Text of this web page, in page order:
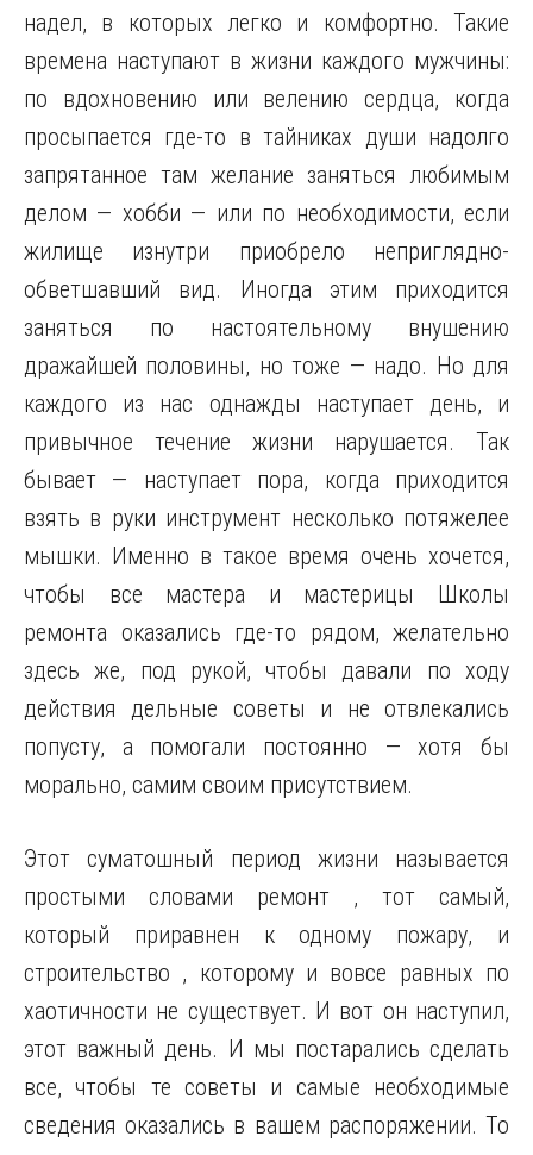
надел, в которых легко и комфортно. Такие
времена наступают в жизни каждого мужчины:
по вдохновению или велению сердца, когда
просыпается где-то в тайниках души надолго
запрятанное там желание заняться любимым
делом — хобби — или по необходимости, если
жилище изнутри приобрело неприглядно-
обветшавший вид. Иногда этим приходится
заняться по настоятельному внушению
дражайшей половины, но тоже — надо. Но для
каждого из нас однажды наступает день, и
привычное течение жизни нарушается. Так
бывает — наступает пора, когда приходится
взять в руки инструмент несколько потяжелее
мышки. Именно в такое время очень хочется,
чтобы все мастера и мастерицы Школы
ремонта оказались где-то рядом, желательно
здесь же, под рукой, чтобы давали по ходу
действия дельные советы и не отвлекались
попусту, а помогали постоянно — хотя бы
морально, самим своим присутствием.
Этот суматошный период жизни называется
простыми словами ремонт , тот самый,
который приравнен к одному пожару, и
строительство , которому и вовсе равных по
хаотичности не существует. И вот он наступил,
этот важный день. И мы постарались сделать
все, чтобы те советы и самые необходимые
сведения оказались в вашем распоряжении. То